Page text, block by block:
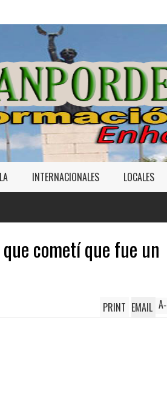
INTERNACIONALES LOCALES
cometí que fue un
A-
PRINT EMAIL